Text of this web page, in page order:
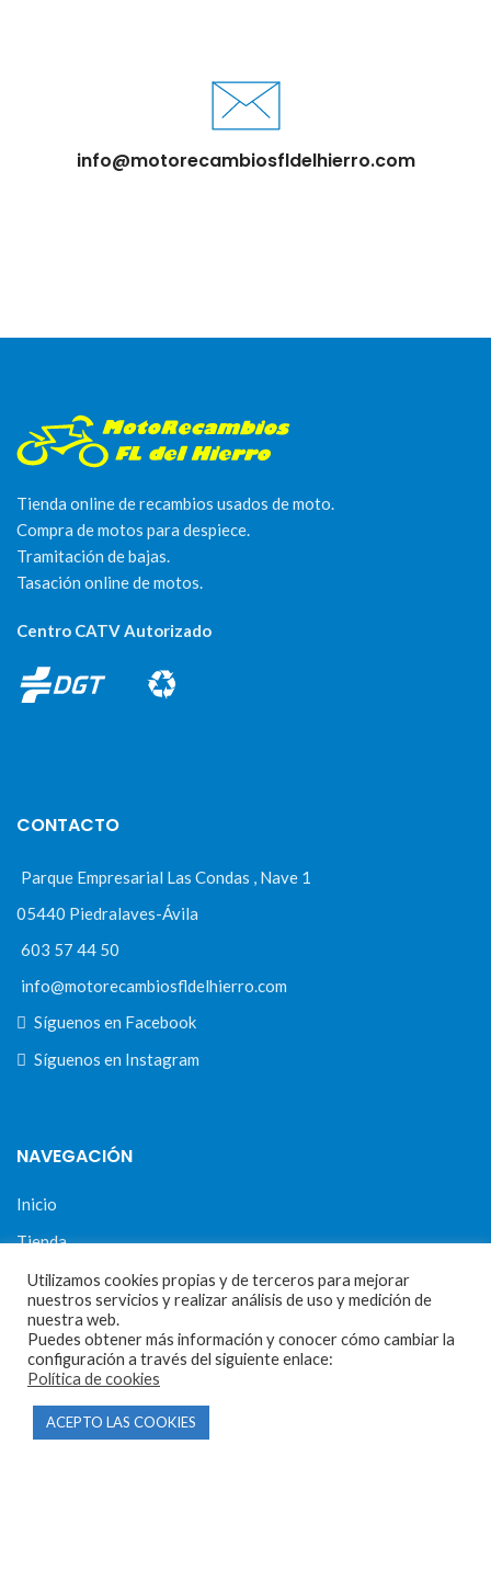
info@motorecambiosfldelhierro.com
Tienda online de recambios usados de moto.
Compra de motos para despiece.
Tramitación de bajas.
Tasación online de motos.
Centro CATV Autorizado
CONTACTO
Parque Empresarial Las Condas , Nave 1
05440 Piedralaves-Ávila
603 57 44 50
info@motorecambiosfldelhierro.com
Síguenos en Facebook
Síguenos en Instagram
NAVEGACIÓN
Inicio
Tienda
Tasamos tu moto
Contacto
CONDICIONES Y AVISOS LEGALES
Utilizamos cookies propias y de terceros para mejorar
nuestros servicios y realizar análisis de uso y medición de
nuestra web.
Puedes obtener más información y conocer cómo cambiar la
configuración a través del siguiente enlace:
Política de cookies
ACEPTO LAS COOKIES